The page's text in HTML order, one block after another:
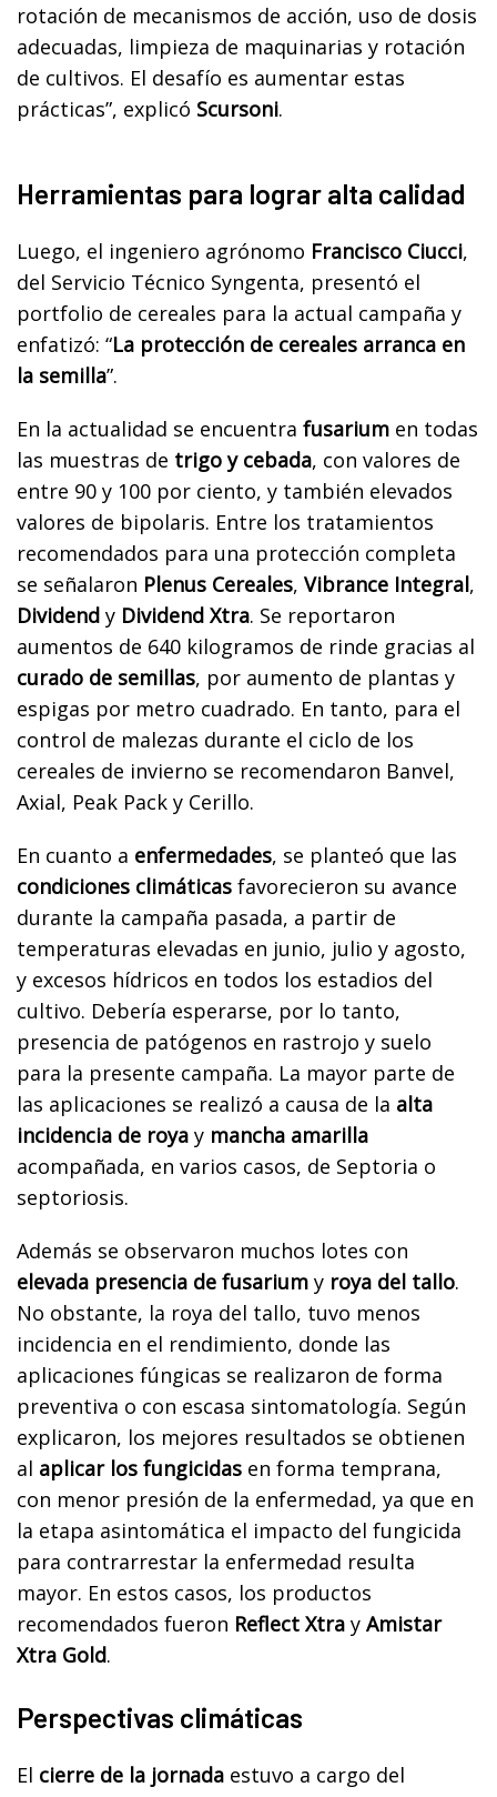
rotación de mecanismos de acción, uso de dosis
adecuadas, limpieza de maquinarias y rotación
de cultivos. El desafío es aumentar estas
prácticas”, explicó Scursoni.
Herramientas para lograr alta calidad
Luego, el ingeniero agrónomo Francisco Ciucci,
del Servicio Técnico Syngenta, presentó el
portfolio de cereales para la actual campaña y
enfatizó: “La protección de cereales arranca en
la semilla”.
En la actualidad se encuentra fusarium en todas
las muestras de trigo y cebada, con valores de
entre 90 y 100 por ciento, y también elevados
valores de bipolaris. Entre los tratamientos
recomendados para una protección completa
se señalaron Plenus Cereales, Vibrance Integral,
Dividend y Dividend Xtra. Se reportaron
aumentos de 640 kilogramos de rinde gracias al
curado de semillas, por aumento de plantas y
espigas por metro cuadrado. En tanto, para el
control de malezas durante el ciclo de los
cereales de invierno se recomendaron Banvel,
Axial, Peak Pack y Cerillo.
En cuanto a enfermedades, se planteó que las
condiciones climáticas favorecieron su avance
durante la campaña pasada, a partir de
temperaturas elevadas en junio, julio y agosto,
y excesos hídricos en todos los estadios del
cultivo. Debería esperarse, por lo tanto,
presencia de patógenos en rastrojo y suelo
para la presente campaña. La mayor parte de
las aplicaciones se realizó a causa de la alta
incidencia de roya y mancha amarilla
acompañada, en varios casos, de Septoria o
septoriosis.
Además se observaron muchos lotes con
elevada presencia de fusarium y roya del tallo.
No obstante, la roya del tallo, tuvo menos
incidencia en el rendimiento, donde las
aplicaciones fúngicas se realizaron de forma
preventiva o con escasa sintomatología. Según
explicaron, los mejores resultados se obtienen
al aplicar los fungicidas en forma temprana,
con menor presión de la enfermedad, ya que en
la etapa asintomática el impacto del fungicida
para contrarrestar la enfermedad resulta
mayor. En estos casos, los productos
recomendados fueron Reflect Xtra y Amistar
Xtra Gold.
Perspectivas climáticas
El cierre de la jornada estuvo a cargo del